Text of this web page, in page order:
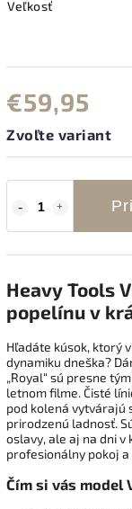
Veľkosť
€59,95
Zvoľte variant
Heavy Tools
popelínu v
Hľadáte kúsok, ktorý
dynamiku dneška?
„Royal“ sú presne
letnom filme. Čisté
pod kolená vytvárajú
prirodzenú ladnosť.
oslavy, ale aj na dni
profesionálny pokoj a
Čím si vás model